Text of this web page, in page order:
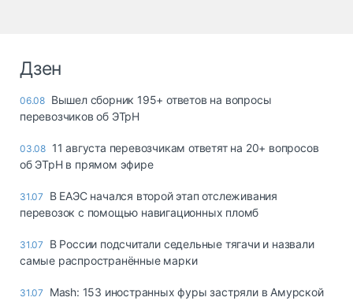
Дзен
06.08 Вышел сборник 195+ ответов на вопросы
перевозчиков об ЭТрН
03.08 11 августа перевозчикам ответят на 20+ вопросов
об ЭТрН в прямом эфире
31.07
В ЕАЭС начался второй этап отслеживания
перевозок с помощью навигационных пломб
31.07
В России подсчитали седельные тягачи и назвали
самые распространённые марки
31.07
Mash: 153 иностранных фуры застряли в Амурской